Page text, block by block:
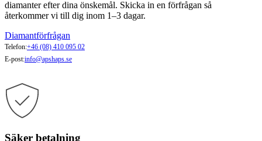
diamanter efter dina önskemål. Skicka in en förfrågan så
återkommer vi till dig inom 1–3 dagar.
Diamantförfrågan
Telefon:+46 (08) 410 095 02
E-post:info@apshaps.se
Säker betalning